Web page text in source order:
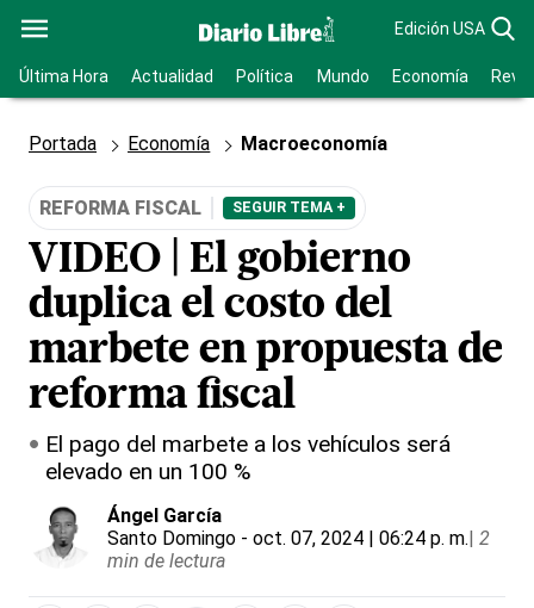
Edición USA
Última Hora Actualidad Política Mundo Economía
Portada Economía Macroeconomía
REFORMA FISCAL SEGUIR TEMA +
VIDEO | El gobierno
duplica el costo del
marbete en propuesta de
reforma fiscal
El pago del marbete a los vehículos será
elevado en un 100 %
Ángel García
Santo Domingo - oct. 07, 2024 | 06:24 p. m.| 2
min de lectura